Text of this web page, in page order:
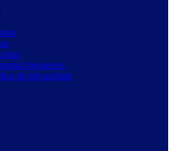
frequentes
de privacidade